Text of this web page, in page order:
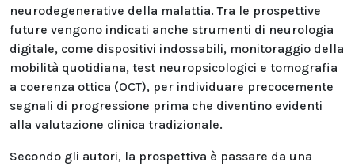
neurodegenerative della malattia. Tra le prospettive
future vengono indicati anche strumenti di neurologia
digitale, come dispositivi indossabili, monitoraggio della
mobilità quotidiana, test neuropsicologici e tomografia
a coerenza ottica (OCT), per individuare precocemente
segnali di progressione prima che diventino evidenti
alla valutazione clinica tradizionale.
Secondo gli autori, la prospettiva è passare da una